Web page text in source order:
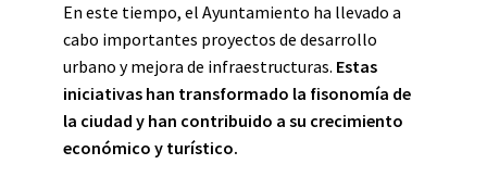
En este tiempo, el Ayuntamiento ha llevado a
cabo importantes proyectos de desarrollo
urbano y mejora de infraestructuras. Estas
iniciativas han transformado la fisonomía de
la ciudad y han contribuido a su crecimiento
económico y turístico.